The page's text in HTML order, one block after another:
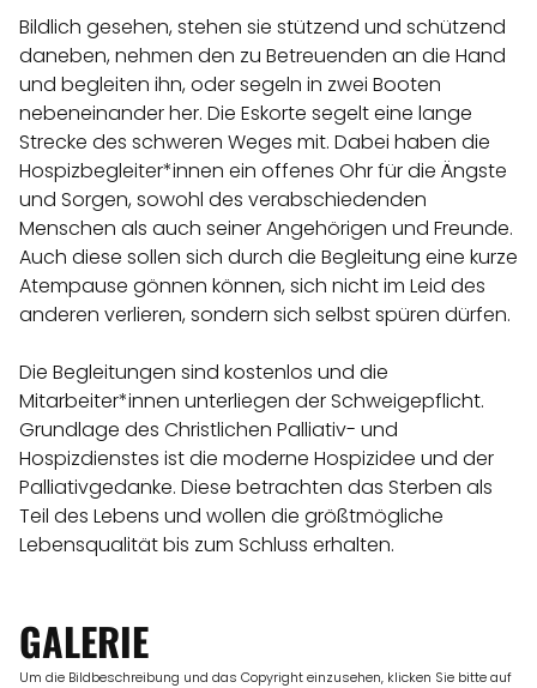
Bildlich gesehen, stehen sie stützend und schützend
daneben, nehmen den zu Betreuenden an die Hand
und begleiten ihn, oder segeln in zwei Booten
nebeneinander her. Die Eskorte segelt eine lange
Strecke des schweren Weges mit. Dabei haben die
Hospizbegleiter*innen ein offenes Ohr für die Ängste
und Sorgen, sowohl des verabschiedenden
Menschen als auch seiner Angehörigen und Freunde.
Auch diese sollen sich durch die Begleitung eine kurze
Atempause gönnen können, sich nicht im Leid des
anderen verlieren, sondern sich selbst spüren dürfen.
Die Begleitungen sind kostenlos und die
Mitarbeiter*innen unterliegen der Schweigepflicht.
Grundlage des Christlichen Palliativ- und
Hospizdienstes ist die moderne Hospizidee und der
Palliativgedanke. Diese betrachten das Sterben als
Teil des Lebens und wollen die größtmögliche
Lebensqualität bis zum Schluss erhalten.
GALERIE
Um die Bildbeschreibung und das Copyright einzusehen, klicken Sie bitte auf